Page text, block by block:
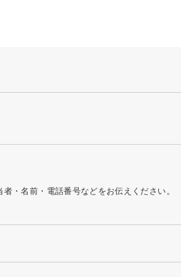
・名前・電話番号などをお伝えください。